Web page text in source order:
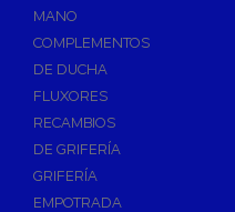
Válvulas de Desagüe
Válvulas para Platos
Sifones
Sumideros y Botes
Accesorios para
Flotadores y Boyas
MANO
COMPLEMENTOS
DE DUCHA
FLUXORES
RECAMBIOS
DE GRIFERÍA
GRIFERÍA
EMPOTRADA